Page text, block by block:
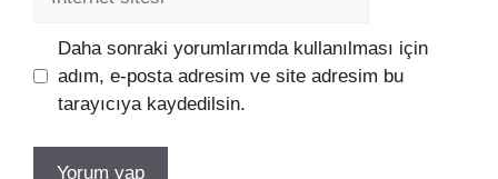
Daha sonraki yorumlarımda kullanılması için
adım, e-posta adresim ve site adresim bu
tarayıcıya kaydedilsin.